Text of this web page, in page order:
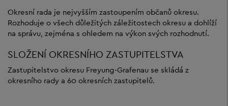
Okresní rada je nejvyšším zastoupením občanů okresu.
Rozhoduje o všech důležitých záležitostech okresu a dohlíží
na správu, zejména s ohledem na výkon svých rozhodnutí.
SLOŽENÍ OKRESNÍHO ZASTUPITELSTVA
Zastupitelstvo okresu Freyung-Grafenau se skládá z
okresního rady a 60 okresních zastupitelů.